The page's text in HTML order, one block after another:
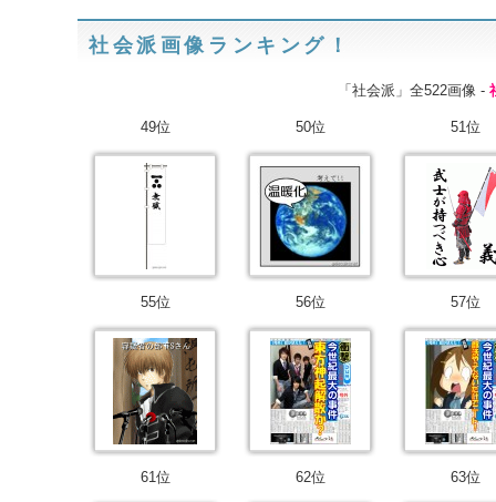
社会派画像ランキング！
「社会派」全522画像 -
49位 50位 51位
55位 56位 57位
61位 62位 63位